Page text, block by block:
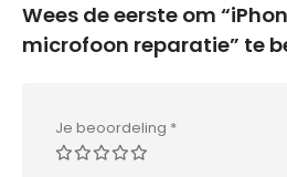
Wees de eerste om
microfoon reparatie” te
Je beoordeling *